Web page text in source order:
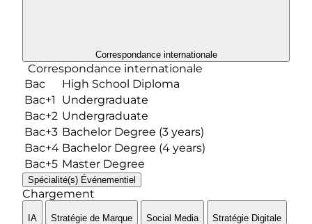
Correspondance internationale
Correspondance internationale
Bac
High School Diploma
Bac+1
Undergraduate
Bac+2 Undergraduate
Bac+3 Bachelor Degree (3 years)
Bac+4 Bachelor Degree (4 years)
Bac+5 Master Degree
Spécialité(s) Événementiel
Chargement
IA Stratégie de Marque Social Media Stratégie Digitale